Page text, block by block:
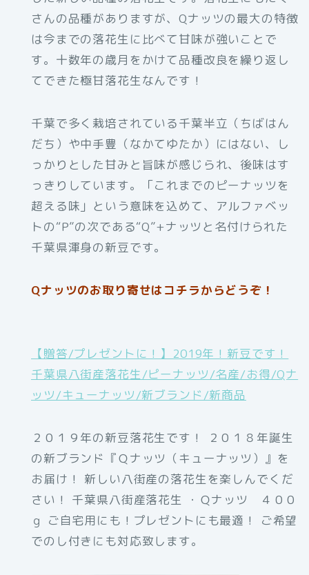
さんの品種がありますが、Qナッツの最大の特徴
は今までの落花生に比べて甘味が強いことで
す。十数年の歳月をかけて品種改良を繰り返し
てできた極甘落花生なんです！
千葉で多く栽培されている千葉半立（ちばはん
だち）や中手豊（なかてゆたか）にはない、し
っかりとした甘みと旨味が感じられ、後味はす
っきりしています。「これまでのピーナッツを
超える味」という意味を込めて、アルファベッ
トの“P”の次である“Q”+ナッツと名付けられた
千葉県渾身の新豆です。
Qナッツのお取り寄せはコチラからどうぞ！
【贈答/プレゼントに！】2019年！新豆です！
千葉県八街産落花生/ピーナッツ/名産/お得/Qナ
ッツ/キューナッツ/新ブランド/新商品
２０１９年の新豆落花生です！ ２０１８年誕生
の新ブランド『Ｑナッツ（キューナッツ）』を
お届け！ 新しい八街産の落花生を楽しんでくだ
さい！ 千葉県八街産落花生 ・Ｑナッツ ４００
ｇ ご自宅用にも！プレゼントにも最適！ ご希望
でのし付きにも対応致します。